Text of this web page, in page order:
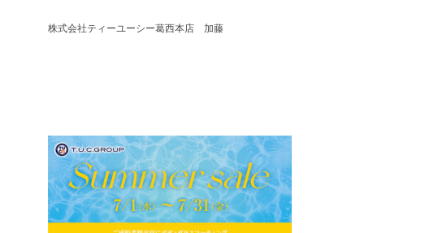
株式会社ティーユーシー葛西本店 加藤